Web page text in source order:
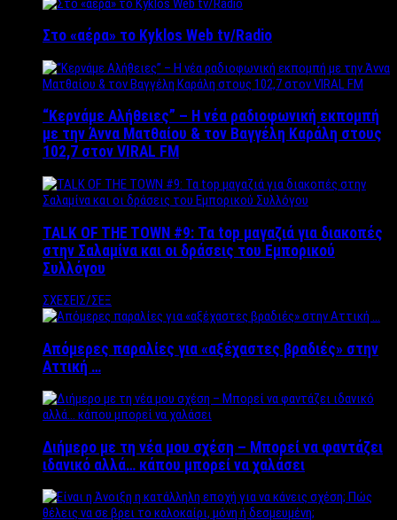
Στο «αέρα» το Kyklos Web tv/Radio
“Kερνάμε Αλήθειες” – Η νέα ραδιοφωνική εκπομπή
με την Άννα Ματθαίου & τον Βαγγέλη Καράλη στους
102,7 στον VIRAL FM
TALK OF THE TOWN #9: Τα top μαγαζιά για διακοπές
στην Σαλαμίνα και οι δράσεις του Εμπορικού
Συλλόγου
ΣΧΕΣΕΙΣ/ΣΕΞ
Απόμερες παραλίες για «αξέχαστες βραδιές» στην
Αττική …
Διήμερο με τη νέα μου σχέση – Μπορεί να φαντάζει
ιδανικό αλλά… κάπου μπορεί να χαλάσει